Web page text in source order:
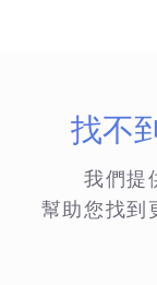
找不
我們提
幫助您找到